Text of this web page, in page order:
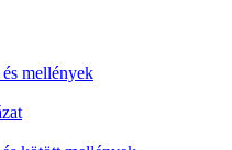
mellények